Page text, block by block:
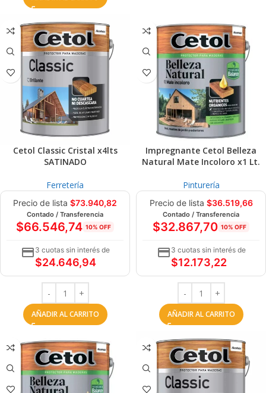
Cetol Classic Cristal x4lts
SATINADO
Ferretería
Precio de lista $73.940,82
Contado / Transferencia
$66.546,74 10% OFF
3 cuotas sin interés de
$24.646,94
AÑADIR AL CARRITO
Impregnante Cetol Belleza
Natural Mate Incoloro x1 Lt.
Pinturería
Precio de lista $36.519,66
Contado / Transferencia
$32.867,70 10% OFF
3 cuotas sin interés de
$12.173,22
AÑADIR AL CARRITO